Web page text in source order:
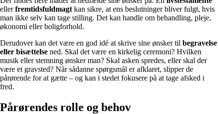
ellerfremtidsfuldmagt kan sikre, at ens beslutninger bliver fulgt, hvis
man ikke selv kan tage stilling. Det kan handle om behandling, pleje,
økonomi eller boligforhold.
Derudover kan det være en god idé at skrive sine ønsker til begravelse
eller bisættelse ned. Skal det være en kirkelig ceremoni? Hvilken
musik eller stemning ønsker man? Skal asken spredes, eller skal der
være et gravsted? Når sådanne spørgsmål er afklaret, slipper de
pårørende for at gætte – og kan i stedet fokusere på at tage afsked i
fred.
Pårørendes rolle og behov